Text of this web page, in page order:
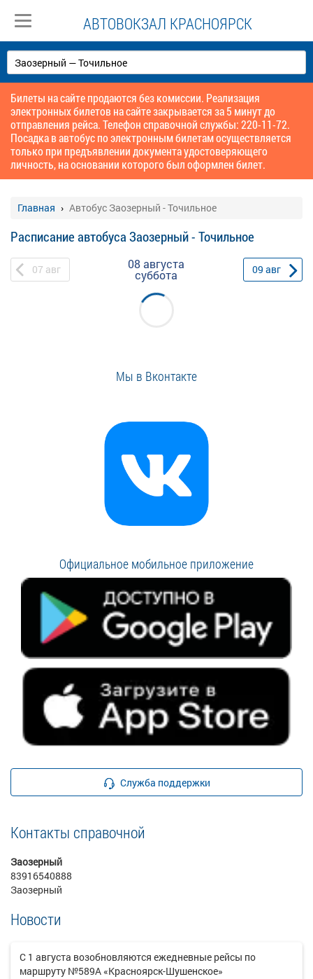
АВТОВОКЗАЛ КРАСНОЯРСК
Билеты на сайте продаются без комиссии. Реализация
электронных билетов на сайте закрывается за 5 минут до
отправления рейса. Телефон справочной службы: 220-11-72.
Посадка в автобус по электронным билетам осуществляется
только при предъявлении документа удостоверяющего
личность, на основании которого был оформлен билет.
Главная Автобус Заозерный - Точильное
Расписание автобуса Заозерный - Точильное
07 авг 08 августа
суббота 09 авг
Мы в Вконтакте
Официальное мобильное приложение
Служба поддержки
Контакты справочной
Заозерный
83916540888
Заозерный
Новости
С 1 августа возобновляются ежедневные рейсы по
маршруту №589А «Красноярск-Шушенское»